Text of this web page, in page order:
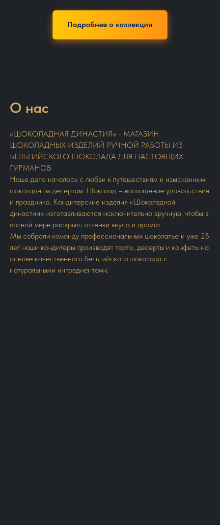
Подробнее о коллекции
О нас
«ШОКОЛАДНАЯ ДИНАСТИЯ» - МАГАЗИН
ШОКОЛАДНЫХ ИЗДЕЛИЙ РУЧНОЙ РАБОТЫ ИЗ
БЕЛЬГИЙСКОГО ШОКОЛАДА ДЛЯ НАСТОЯЩИХ
ГУРМАНОВ
Наше дело началось с любви к путешествиям и изысканным
шоколадным десертам. Шоколад – воплощение удовольствия
и праздника. Кондитерские изделия «Шоколадной
династии» изготавливаются исключительно вручную, чтобы в
полной мере раскрыть оттенки вкуса и аромат.
Мы собрали команду профессиональных шоколатье и уже 25
лет наши кондитеры производят торты, десерты и конфеты на
основе качественного бельгийского шоколада с
натуральными ингредиентами.